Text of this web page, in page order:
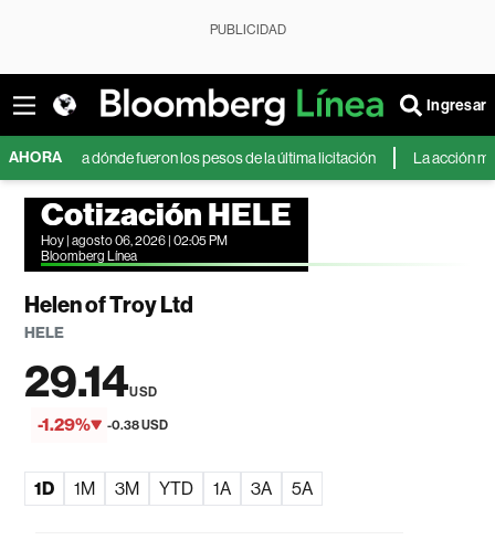
PUBLICIDAD
Ingresar
AHORA
a dónde fueron los pesos de la última licitación La acción más
Cotización HELE
Hoy | agosto 06, 2026 | 02:05 PM
Bloomberg Línea
Helen of Troy Ltd
HELE
29.14USD
-1.29% -0.38 USD
1D 1M 3M YTD 1A 3A 5A